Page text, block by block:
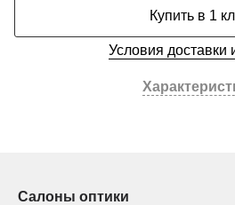
Купить в 1
Условия доставки
Салоны оптики